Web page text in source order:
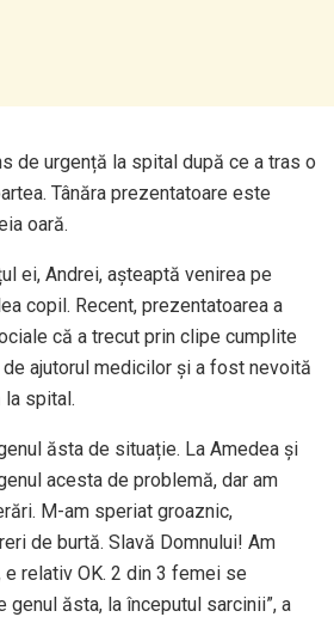
de urgență la spital după ce a tras o
Tânăra prezentatoare este
oară.
ei, Andrei, așteaptă venirea pe
copil. Recent, prezentatoarea a
că a trecut prin clipe cumplite
ajutorul medicilor și a fost nevoită
la spital.
ăsta de situație. La Amedea și
acesta de problemă, dar am
M-am speriat groaznic,
de burtă. Slavă Domnului! Am
relativ OK. 2 din 3 femei se
ăsta, la începutul sarcinii”, a